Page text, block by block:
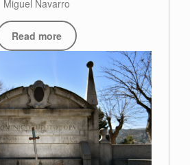
Miguel Navarro
Read more